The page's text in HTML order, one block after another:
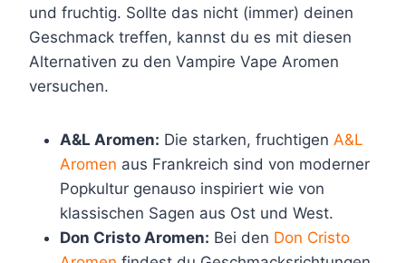
und fruchtig. Sollte das nicht (immer) deinen
Geschmack treffen, kannst du es mit diesen
Alternativen zu den Vampire Vape Aromen
versuchen.
A&L Aromen: Die starken, fruchtigen A&L
Aromen aus Frankreich sind von moderner
Popkultur genauso inspiriert wie von
klassischen Sagen aus Ost und West.
Don Cristo Aromen: Bei den Don Cristo